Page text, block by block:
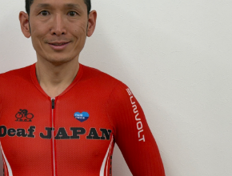
競技ガイド
加盟・登録
エントリー
ROAD SERIESとは